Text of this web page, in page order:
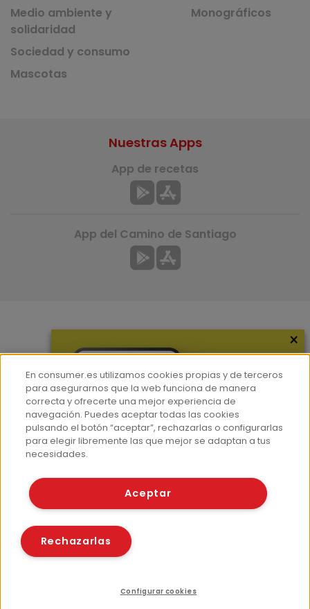
Medio ambiente y
solidaridad
Sociedad y consumo
Mascotas
Monográficos
Hemeroteca
Contacto
Prensa
Corpus Lingüístico Consumer
Nuestras Apps
App de recetas
App del Camino de Santiago
© Fundación EROSKI
Políticas de cookies
×
En consumer.es utilizamos cookies propias y de terceros
para asegurarnos que la web funciona de manera
correcta y ofrecerte una mejor experiencia de
navegación. Puedes aceptar todas las cookies
pulsando el botón “aceptar”, rechazarlas o configurarlas
para elegir libremente las que mejor se adaptan a tus
necesidades.
Aceptar
Rechazarlas
Configurar cookies